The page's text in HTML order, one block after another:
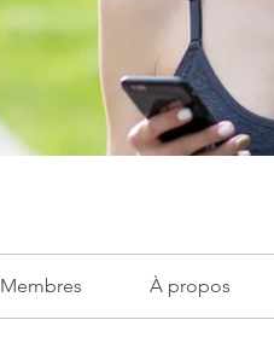
Membres À propos